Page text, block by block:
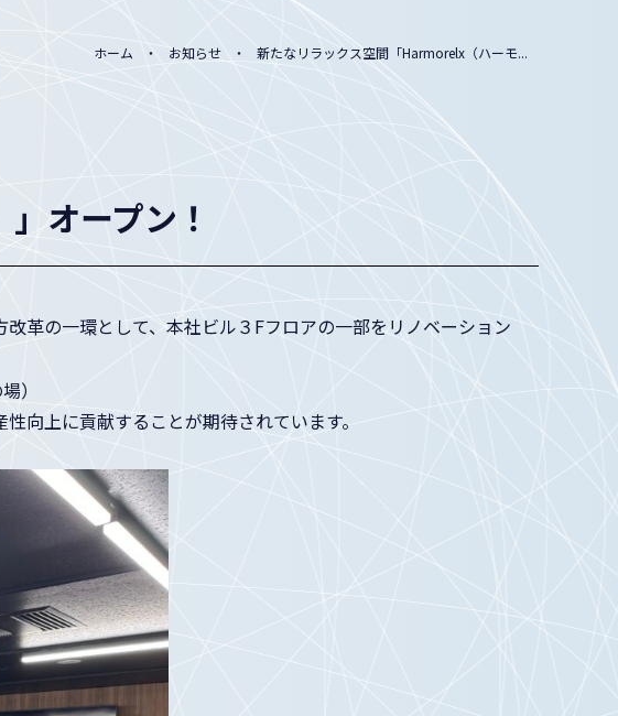
ホーム お知らせ 新たなリラックス空間「Harmorelx（ハーモ...
オープン！
革の一環として、本社ビル３Fフロアの一部をリノベーション
）
向上に貢献することが期待されています。